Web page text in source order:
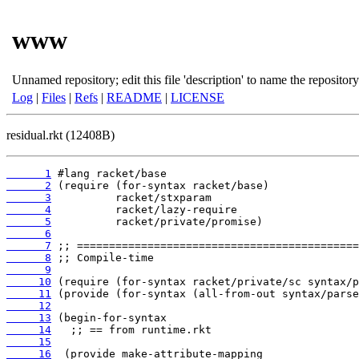
www
Unnamed repository; edit this file 'description' to name the
Log | Files | Refs | README | LICENSE
residual.rkt (12408B)
      1
      2
      3
      4
      5
      6
      7
      8
      9
     10
     11
     12
     13
     14
     15
     16